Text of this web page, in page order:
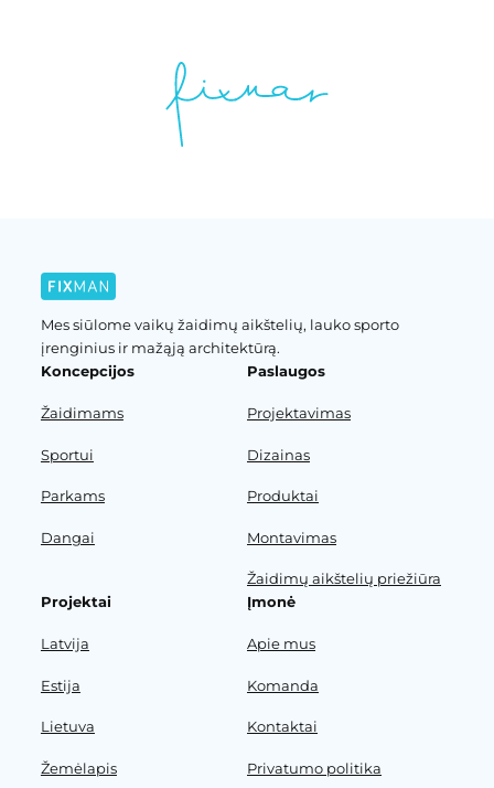
Mes siūlome vaikų žaidimų aikštelių, lauko sporto
įrenginius ir mažąją architektūrą.
Koncepcijos
Žaidimams
Sportui
Parkams
Dangai
Paslaugos
Projektavimas
Dizainas
Produktai
Montavimas
Žaidimų aikštelių priežiūra
Projektai
Latvija
Estija
Lietuva
Žemėlapis
Įmonė
Apie mus
Komanda
Kontaktai
Privatumo politika